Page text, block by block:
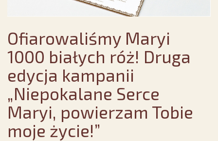
Ofiarowaliśmy Maryi
1000 białych róż! Druga
edycja kampanii
„Niepokalane Serce
Maryi, powierzam Tobie
moje życie!”